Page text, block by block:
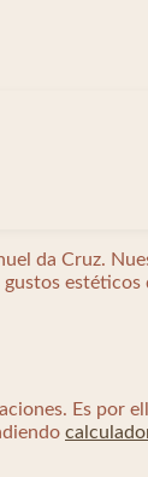
da Cruz.
estéticos
Es por